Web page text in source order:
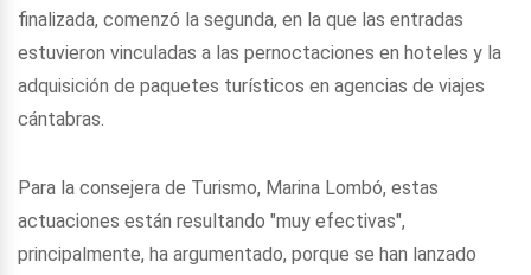
finalizada, comenzó la segunda, en la que las entradas
estuvieron vinculadas a las pernoctaciones en hoteles y la
adquisición de paquetes turísticos en agencias de viajes
cántabras.
Para la consejera de Turismo, Marina Lombó, estas
actuaciones están resultando "muy efectivas",
principalmente, ha argumentado, porque se han lanzado